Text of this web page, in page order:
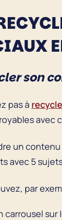
son
pas à
avec
un
avec 5
par
carrousel sur